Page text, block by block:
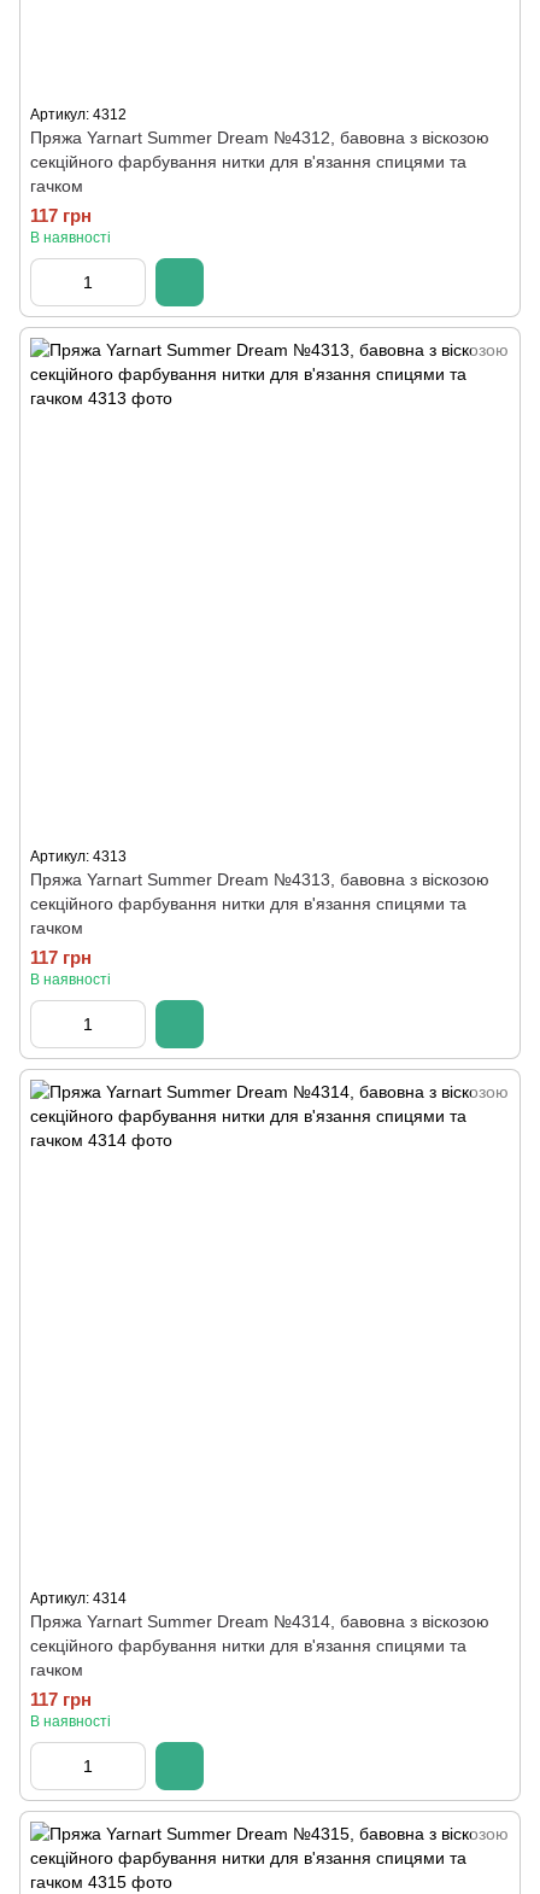
Артикул: 4312
Пряжа Yarnart Summer Dream №4312, бавовна з віскозою
секційного фарбування нитки для в'язання спицями та
гачком
117 грн
В наявності
Артикул: 4313
Пряжа Yarnart Summer Dream №4313, бавовна з віскозою
секційного фарбування нитки для в'язання спицями та
гачком
117 грн
В наявності
Артикул: 4314
Пряжа Yarnart Summer Dream №4314, бавовна з віскозою
секційного фарбування нитки для в'язання спицями та
гачком
117 грн
В наявності